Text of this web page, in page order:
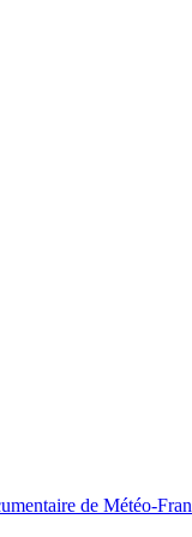
de Météo-